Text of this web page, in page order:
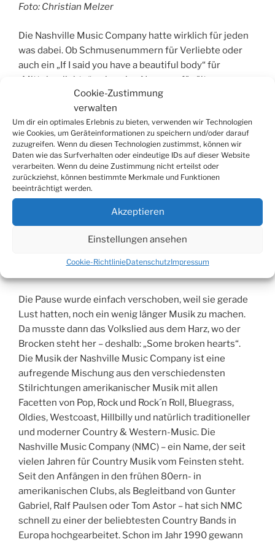
Cookie-Zustimmung
verwalten
Um dir ein optimales Erlebnis zu bieten, verwenden wir Technologien
wie Cookies, um Geräteinformationen zu speichern und/oder darauf
zuzugreifen. Wenn du diesen Technologien zustimmst, können wir
Daten wie das Surfverhalten oder eindeutige IDs auf dieser Website
verarbeiten. Wenn du deine Zustimmung nicht erteilst oder
zurückziehst, können bestimmte Merkmale und Funktionen
beeinträchtigt werden.
Akzeptieren
Einstellungen ansehen
Cookie-RichtlinieDatenschutzImpressum
Foto: Christian Melzer
Die Nashville Music Company hatte wirklich für jeden
was dabei. Ob Schmusenummern für Verliebte oder
auch ein „If I said you have a beautiful body“ für
„Mittelverliebte“ – also eine Nummer für ältere
Ehepaare, wie Sänger und Gitarrist Dirk Glaessner
erläuterte. Er kommentierte die Songs und die Band
und hatte leider für die Johnny Cash-Nummern seinen
langen schwarzen Mantel zu Hause liegen gelassen.
Dennoch klang das „(Ghost) Riders In The Sky“ oder das
„Ring of fire“ ausgezeichnet und das Publikum war
schnell begeistert. Ebenso vom Flöt- und Trommel-
Solo des Schlagzeugers Wolfgang Stoelzle bei „You are
my sunshine“. Nicht nur Country hatten sie im Gepäck,
auch etwas rockigere Stücke wie „Speedy Gonzales“
oder Songs der Bellamy Brothers. Aber auch „By, by,
love“, „The Wanderer“, „Surfin‘ USA“ oder John
Die Pause wurde einfach verschoben, weil sie gerade
Lust hatten, noch ein wenig länger Musik zu machen.
Da musste dann das Volkslied aus dem Harz, wo der
Brocken steht her – deshalb: „Some broken hearts“.
Die Musik der Nashville Music Company ist eine
aufregende Mischung aus den verschiedensten
Stilrichtungen amerikanischer Musik mit allen
Facetten von Pop, Rock und Rock´n Roll, Bluegrass,
Oldies, Westcoast, Hillbilly und natürlich traditioneller
und moderner Country & Western-Music. Die
Nashville Music Company (NMC) – ein Name, der seit
vielen Jahren für Country Musik vom Feinsten steht.
Seit den Anfängen in den frühen 80ern- in
amerikanischen Clubs, als Begleitband von Gunter
Gabriel, Ralf Paulsen oder Tom Astor – hat sich NMC
schnell zu einer der beliebtesten Country Bands in
Europa hochgearbeitet. Schon im Jahr 1990 gewann